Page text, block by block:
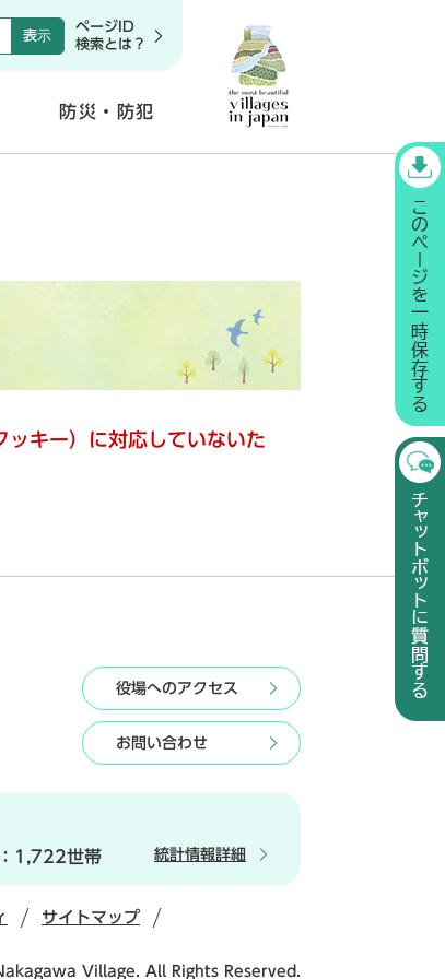
ページID
検索とは？
防災・防犯
キー）に対応していないた
役場へのアクセス
お問い合わせ
1,722世帯 統計情報詳細
サイトマップ
Village. All Rights Reserved.